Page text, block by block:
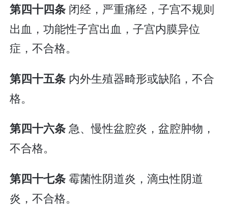
第四十四条 闭经，严重痛经，子宫不规则
出血，功能性子宫出血，子宫内膜异位
症，不合格。
第四十五条 内外生殖器畸形或缺陷，不合
格。
第四十六条急、慢性盆腔炎，盆腔肿物，
不合格。
第四十七条霉菌性阴道炎，滴虫性阴道
炎，不合格。